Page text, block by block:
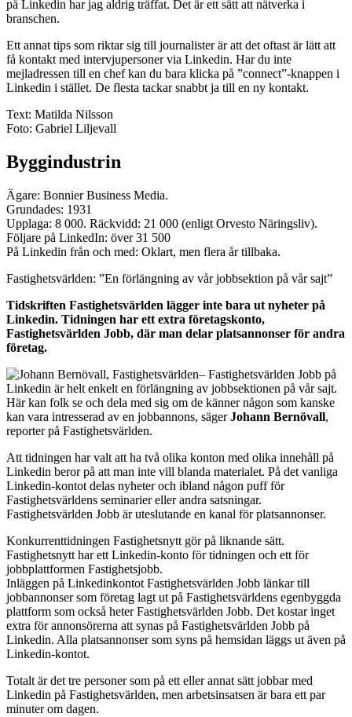
på Linkedin har jag aldrig träffat. Det är ett sätt att nätverka i
branschen.
Ett annat tips som riktar sig till journalister är att det oftast är lätt att
få kontakt med intervjupersoner via Linkedin. Har du inte
mejladressen till en chef kan du bara klicka på ”connect”-knappen i
Linkedin i stället. De flesta tackar snabbt ja till en ny kontakt.
Text: Matilda Nilsson
Foto: Gabriel Liljevall
Byggindustrin
Ägare: Bonnier Business Media.
Grundades: 1931
Upplaga: 8 000. Räckvidd: 21 000 (enligt Orvesto Näringsliv).
Följare på LinkedIn: över 31 500
På Linkedin från och med: Oklart, men flera år tillbaka.
Fastighetsvärlden: ”En förlängning av vår jobbsektion på vår sajt”
Tidskriften Fastighetsvärlden lägger inte bara ut nyheter på
Linkedin. Tidningen har ett extra företagskonto,
Fastighetsvärlden Jobb, där man delar platsannonser för andra
företag.
– Fastighetsvärlden Jobb på
Linkedin är helt enkelt en förlängning av jobbsektionen på vår sajt.
Här kan folk se och dela med sig om de känner någon som kanske
kan vara intresserad av en jobbannons, sägerJohann Bernövall,
reporter på Fastighetsvärlden.
Att tidningen har valt att ha två olika konton med olika innehåll på
Linkedin beror på att man inte vill blanda materialet. På det vanliga
Linkedin-kontot delas nyheter och ibland någon puff för
Fastighetsvärldens seminarier eller andra satsningar.
Fastighetsvärlden Jobb är uteslutande en kanal för platsannonser.
Konkurrenttidningen Fastighetsnytt gör på liknande sätt.
Fastighetsnytt har ett Linkedin-konto för tidningen och ett för
jobbplattformen Fastighetsjobb.
Inläggen på Linkedinkontot Fastighetsvärlden Jobb länkar till
jobbannonser som företag lagt ut på Fastighetsvärldens egenbyggda
plattform som också heter Fastighetsvärlden Jobb. Det kostar inget
extra för annonsörerna att synas på Fastighetsvärlden Jobb på
Linkedin. Alla platsannonser som syns på hemsidan läggs ut även på
Linkedin-kontot.
Totalt är det tre personer som på ett eller annat sätt jobbar med
Linkedin på Fastighetsvärlden, men arbetsinsatsen är bara ett par
minuter om dagen.